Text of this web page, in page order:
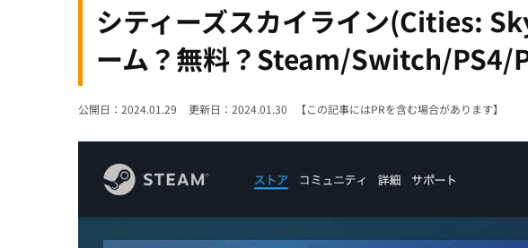
シティーズスカイライン(Cities:
ーム？無料？Steam/Switch/PS4/
公開日：2024.01.29 更新日：2024.01.30 【この記事にはPRを含む場合があります】